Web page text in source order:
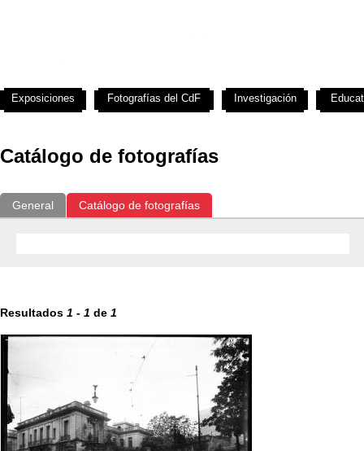
Catálogo de fotografías
General Catálogo de fotografías
Resultados 1 - 1 de 1
Exposiciones Fotografías del CdF Investigación